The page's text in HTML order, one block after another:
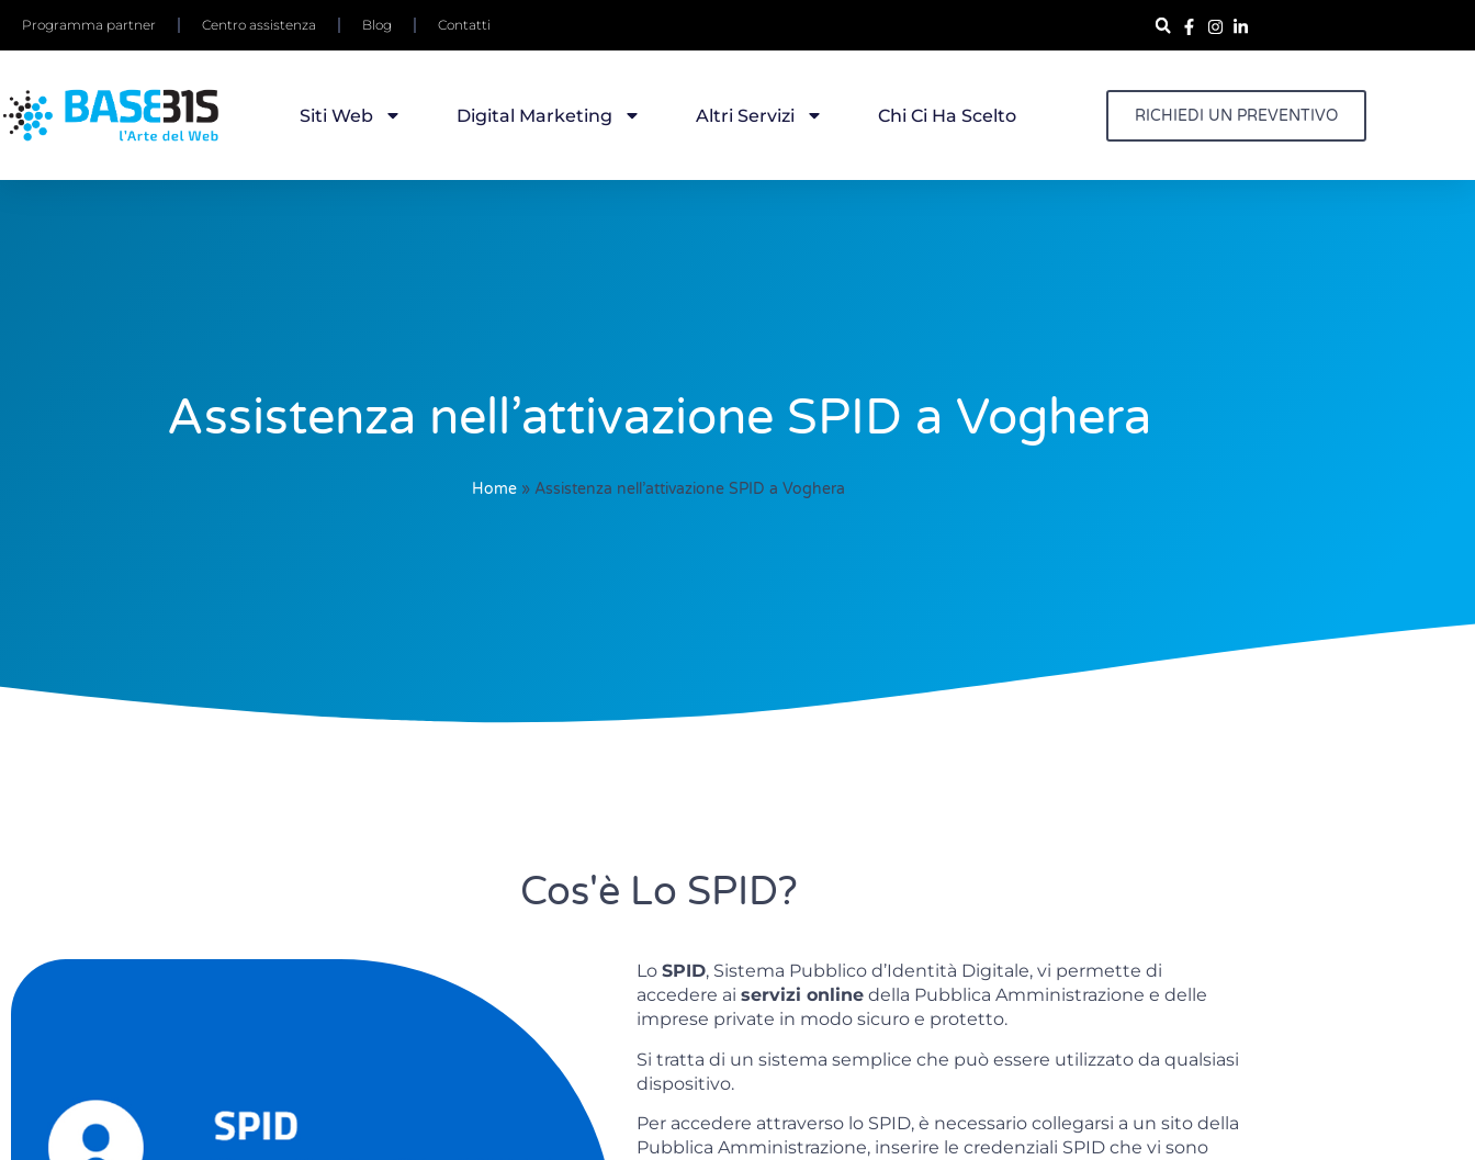
Programma partner Centro assistenza Blog Contatti
Siti Web Digital Marketing Altri Servizi Chi Ci Ha Scelto RICHIEDI UN PREVENTIVO
Assistenza nell’attivazione SPID a Voghera
Home » Assistenza nell’attivazione SPID a Voghera
Cos'è Lo SPID?
Lo SPID, Sistema Pubblico d’Identità Digitale, vi permette di
accedere ai servizi online della Pubblica Amministrazione e delle
imprese private in modo sicuro e protetto.
Si tratta di un sistema semplice che può essere utilizzato da qualsiasi
dispositivo.
Per accedere attraverso lo SPID, è necessario collegarsi a un sito della
Pubblica Amministrazione, inserire le credenziali SPID che vi sono